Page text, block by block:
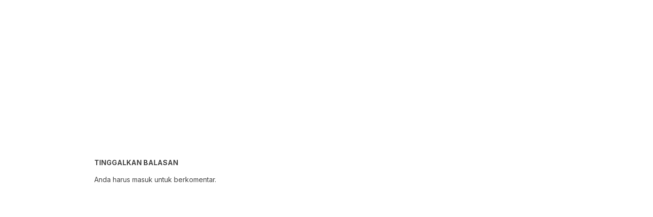
TINGGALKAN BALASAN
Anda harus masuk untuk berkomentar.